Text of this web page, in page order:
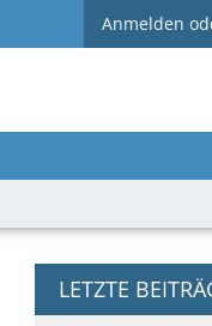
Anmelden
LETZTE